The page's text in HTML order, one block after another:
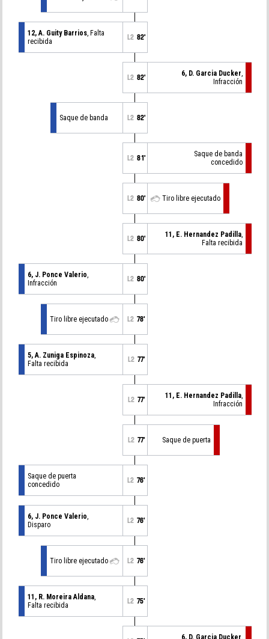
12, A. Guity Barrios, Falta
recibida
L2 82'
L2 82' 6, D. Garcia Ducker,
Infracción
Saque de banda L2 82'
L2 81'
Saque de banda
concedido
L2 80' Tiro libre ejecutado
L2 80' 11, E. Hernandez Padilla,
Falta recibida
6, J. Ponce Valerio,
Infracción
L2 80'
Tiro libre ejecutado L2 78'
5, A. Zuniga Espinoza,
Falta recibida
L2 77'
L2 77' 11, E. Hernandez Padilla,
Infracción
L2 77' Saque de puerta
Saque de puerta
concedido
L2 76'
6, J. Ponce Valerio,
Disparo
L2 76'
Tiro libre ejecutado L2 76'
11, R. Moreira Aldana,
Falta recibida
L2 75'
6, D. Garcia Ducker,